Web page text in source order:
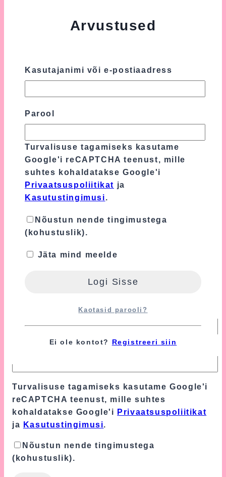
Arvustused
Ole esimene, kes hindab toodet “Sinine
Sinu e-postiaadressi ei avaldata.
Sinu hinnang*
Sinu arvustus*
Turvalisuse tagamiseks kasutame Google'i
reCAPTCHA teenust, mille suhtes
kohaldatakse Google'i Privaatsuspoliitikat
ja Kasutustingimusi.
Nõustun nende tingimustega
(kohustuslik).
Kasutajanimi või e-postiaadress
Parool
Turvalisuse tagamiseks kasutame
Google'i reCAPTCHA teenust, mille
suhtes kohaldatakse Google'i
Privaatsuspoliitikat ja
Kasutustingimusi.
Nõustun nende tingimustega
(kohustuslik).
Jäta mind meelde
Kaotasid parooli?
Ei ole kontot? Registreeri siin